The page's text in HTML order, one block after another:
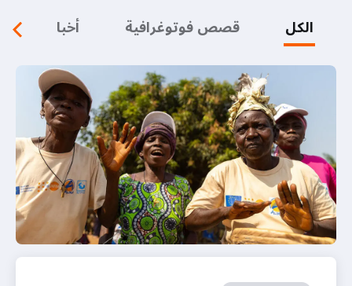
الكل قصص فوتوغرافية أخبار